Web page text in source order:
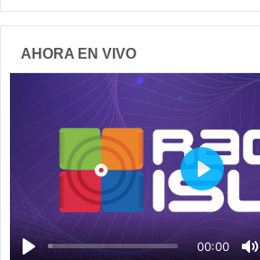
AHORA EN VIVO
00:00
P
a
y